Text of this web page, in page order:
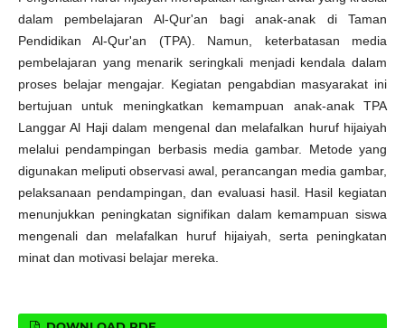
dalam pembelajaran Al-Qur'an bagi anak-anak di Taman
Pendidikan Al-Qur'an (TPA). Namun, keterbatasan media
pembelajaran yang menarik seringkali menjadi kendala dalam
proses belajar mengajar. Kegiatan pengabdian masyarakat ini
bertujuan untuk meningkatkan kemampuan anak-anak TPA
Langgar Al Haji dalam mengenal dan melafalkan huruf hijaiyah
melalui pendampingan berbasis media gambar. Metode yang
digunakan meliputi observasi awal, perancangan media gambar,
pelaksanaan pendampingan, dan evaluasi hasil. Hasil kegiatan
menunjukkan peningkatan signifikan dalam kemampuan siswa
mengenali dan melafalkan huruf hijaiyah, serta peningkatan
minat dan motivasi belajar mereka.